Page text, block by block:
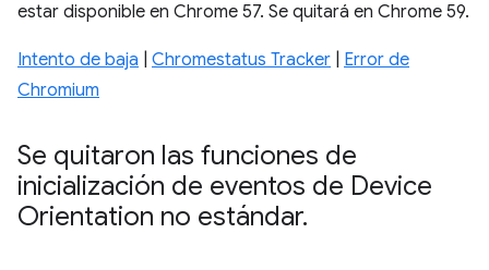
estar disponible en Chrome 57. Se quitará en Chrome 59.
Intento de baja Chromestatus Tracker
Error de
Chromium
Se quitaron las funciones de
inicialización de eventos de Device
Orientation no estándar.